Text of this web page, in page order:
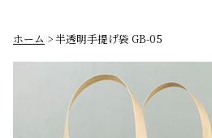
ホーム > 半透明手提げ袋 GB-05